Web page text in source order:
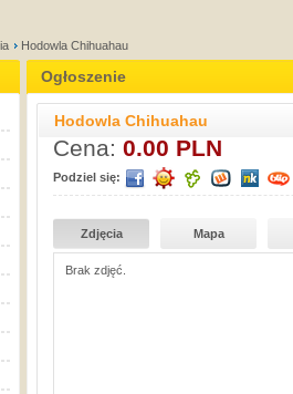
Hodowla Chihuahau
Ogłoszenie
Hodowla Chihuahau
Cena: 0.00 PLN
Podziel się:
Zdjęcia Mapa
Brak zdjęć.